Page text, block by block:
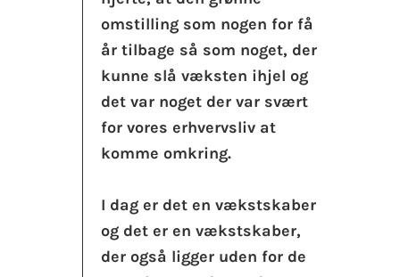
omstilling som nogen for få
år tilbage så som noget, der
kunne slå væksten ihjel og
det var noget der var svært
for vores erhvervsliv at
komme omkring.
I dag er det en vækstskaber
og det er en vækstskaber,
der også ligger uden for de